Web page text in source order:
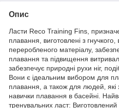
Опис
Ласти Reco Training Fins,
плавання, виготовлені з гнучкого,
переробленого матеріалу,
плавання та підвищення
забезпечує природні рухи ніг,
Вони є ідеальним вибором для
плавання, а також для людей, які
навички плавання в басейні.
тренувальних ласт: